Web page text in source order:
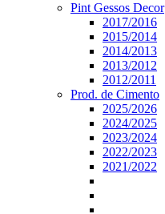
Pint Gessos Decor
2017/2016
2015/2014
2014/2013
2013/2012
2012/2011
Prod. de Cimento
2025/2026
2024/2025
2023/2024
2022/2023
2021/2022